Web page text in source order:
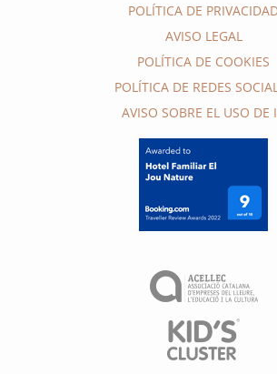
POLÍTICA DE
AVISO LEGAL
POLÍTICA DE COOKIES
POLÍTICA DE REDES
AVISO SOBRE EL USO DE